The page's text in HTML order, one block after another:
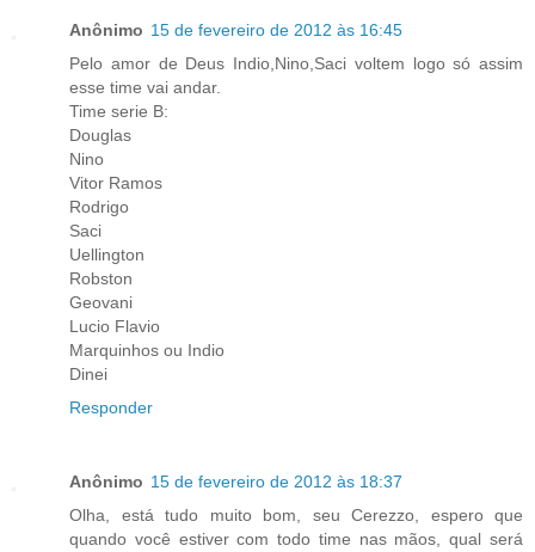
Anônimo 15 de fevereiro de 2012 às 16:45
Pelo amor de Deus Indio,Nino,Saci voltem logo só assim
esse time vai andar.
Time serie B:
Douglas
Nino
Vitor Ramos
Rodrigo
Saci
Uellington
Robston
Geovani
Lucio Flavio
Marquinhos ou Indio
Dinei
Responder
Anônimo 15 de fevereiro de 2012 às 18:37
Olha, está tudo muito bom, seu Cerezzo, espero que
quando você estiver com todo time nas mãos, qual será